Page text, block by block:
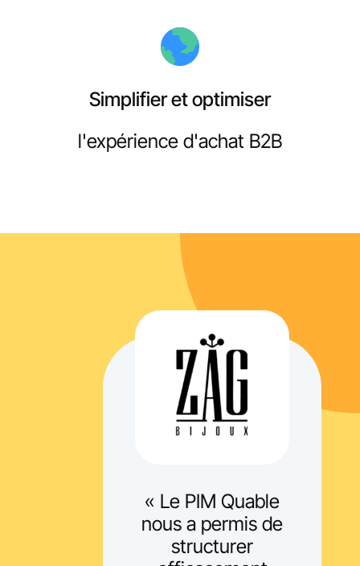
Simplifier et optimiser
l'expérience d'achat B2B
« Le PIM Quable
nous a permis de
structurer